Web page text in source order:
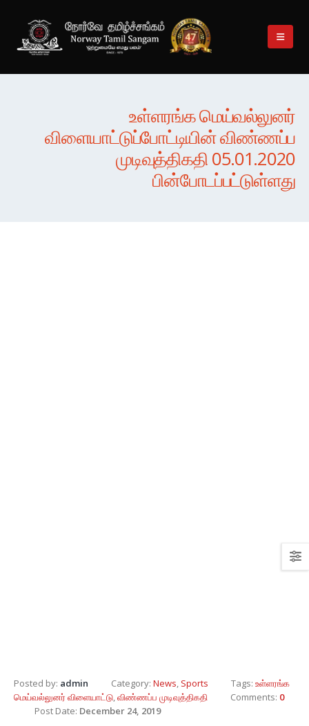
உள்ளரங்க மெய்வல்லுனர்
விளையாட்டுப்போட்டியின் விண்ணப்ப
முடிவுத்திகதி 05.01.2020
பின்போடப்பட்டுள்ளது
Posted by: admin Category: News, Sports Tags: உள்ளரங்க
மெய்வல்லுனர் விளையாட்டு,விண்ணப்ப முடிவுத்திகதி Comments: 0
Post Date: December 24, 2019